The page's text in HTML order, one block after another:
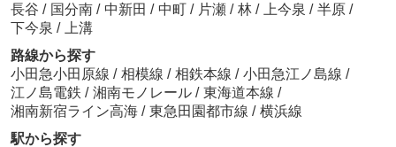
長谷 / 国分南 / 中新田 / 中町 / 片瀬 / 林 / 上今泉 / 半原 /
下今泉 /
上溝
路線から探す
小田急小田原線 / 相模線 / 相鉄本線 / 小田急江ノ島線 /
江ノ島電鉄 / 湘南モノレール / 東海道本線 /
湘南新宿ライン高海 / 東急田園都市線 / 横浜線
駅から探す